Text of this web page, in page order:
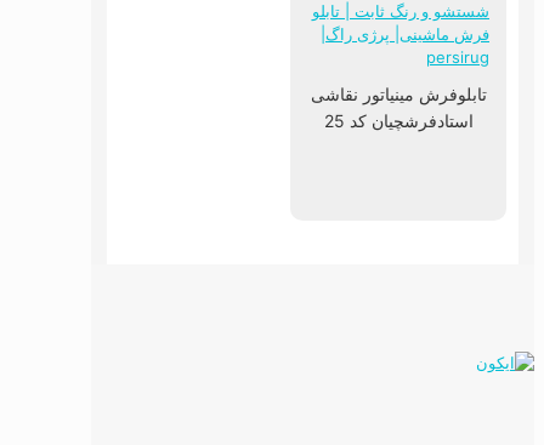
تابلوفرش مینیاتور نقاشی
استادفرشچیان کد 25